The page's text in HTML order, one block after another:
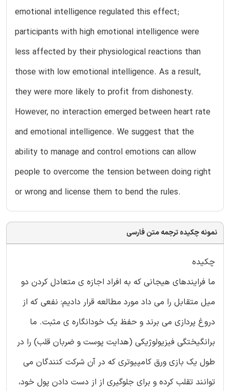
emotional intelligence regulated this effect;
participants with high emotional intelligence were
less affected by their physiological reactions than
those with low emotional intelligence. As a result,
they were more likely to profit from dishonesty.
However, no interaction emerged between heart rate
and emotional intelligence. We suggest that the
ability to manage and control emotions can allow
people to overcome the tension between doing right
or wrong and license them to bend the rules.
نمونه چکیده ترجمه متن فارسی
چکیده
ما فرایندهای هیجانی که به افراد اجازه ی متعادل کردن دو
میل متقابل را می داد مورد مطالعه قرار دادیم: نفعی که از
دروغ پردازی می برند و حفظ یک خودانگاره ی مثبت. ما
برانگیختگی فیزیولوژیکی (هدایت پوست و ضربان قلب) را در
طول یک بازی ورق کامپیوتری که در آن شرکت کنندگان می
توانند تقلب کرده و برای جلوگیری از از دست دادن پول خود،